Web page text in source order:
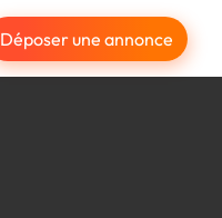
Déposer une annonce